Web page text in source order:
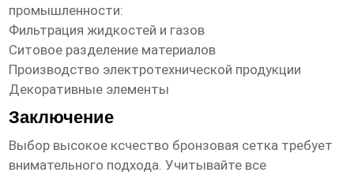
промышленности:
Фильтрация жидкостей и газов
Ситовое разделение материалов
Производство электротехнической продукции
Декоративные элементы
Заключение
Выбор высокое ксчество бронзовая сетка требует
внимательного подхода. Учитывайте все